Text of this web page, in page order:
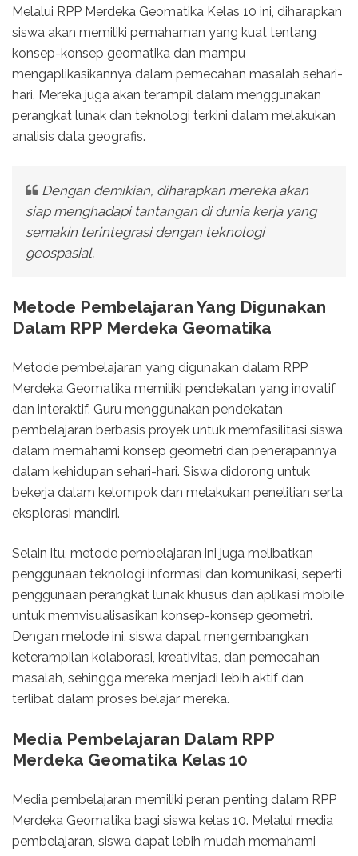
Melalui RPP Merdeka Geomatika Kelas 10 ini, diharapkan
siswa akan memiliki pemahaman yang kuat tentang
konsep-konsep geomatika dan mampu
mengaplikasikannya dalam pemecahan masalah sehari-
hari. Mereka juga akan terampil dalam menggunakan
perangkat lunak dan teknologi terkini dalam melakukan
analisis data geografis.
Dengan demikian, diharapkan mereka akan
siap menghadapi tantangan di dunia kerja yang
semakin terintegrasi dengan teknologi
geospasial.
Metode Pembelajaran Yang Digunakan
Dalam RPP Merdeka Geomatika
Metode pembelajaran yang digunakan dalam RPP
Merdeka Geomatika memiliki pendekatan yang inovatif
dan interaktif. Guru menggunakan pendekatan
pembelajaran berbasis proyek untuk memfasilitasi siswa
dalam memahami konsep geometri dan penerapannya
dalam kehidupan sehari-hari. Siswa didorong untuk
bekerja dalam kelompok dan melakukan penelitian serta
eksplorasi mandiri.
Selain itu, metode pembelajaran ini juga melibatkan
penggunaan teknologi informasi dan komunikasi, seperti
penggunaan perangkat lunak khusus dan aplikasi mobile
untuk memvisualisasikan konsep-konsep geometri.
Dengan metode ini, siswa dapat mengembangkan
keterampilan kolaborasi, kreativitas, dan pemecahan
masalah, sehingga mereka menjadi lebih aktif dan
terlibat dalam proses belajar mereka.
Media Pembelajaran Dalam RPP
Merdeka Geomatika Kelas 10
Media pembelajaran memiliki peran penting dalam RPP
Merdeka Geomatika bagi siswa kelas 10. Melalui media
pembelajaran, siswa dapat lebih mudah memahami